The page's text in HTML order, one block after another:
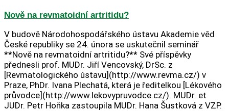
Nově na revmatoidní artritidu?
V budově Národohospodářského ústavu Akademie věd
České republiky se 24. února se uskutečnil seminář
**Nově na revmatoidní artritidu?** Své příspěvky
přednesli prof. MUDr. Jiří Vencovský, DrSc. z
[Revmatologického ústavu](http://www.revma.cz/) v
Praze, PhDr. Ivana Plechatá, která je ředitelkou [Lékového
průvodce](http://www.lekovypruvodce.cz/). MUDr. et
JUDr. Petr Hoňka zastoupila MUDr. Hana Šustková z VZP.